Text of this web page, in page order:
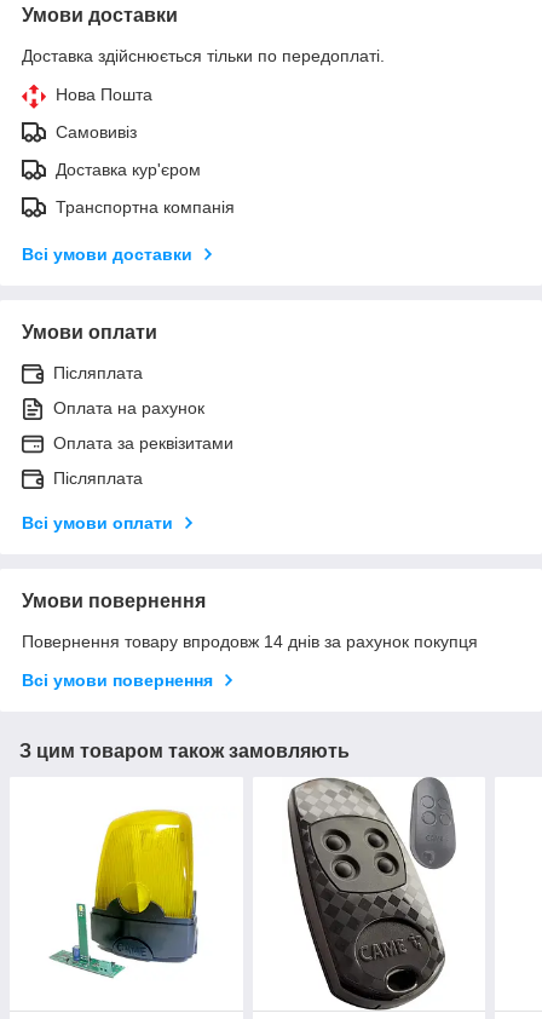
Умови доставки
Доставка здійснюється тільки по передоплаті.
Нова Пошта
Самовивіз
Доставка кур'єром
Транспортна компанія
Всі умови доставки
Умови оплати
Післяплата
Оплата на рахунок
Оплата за реквізитами
Післяплата
Всі умови оплати
Умови повернення
Повернення товару впродовж 14 днів за рахунок покупця
Всі умови повернення
З цим товаром також замовляють